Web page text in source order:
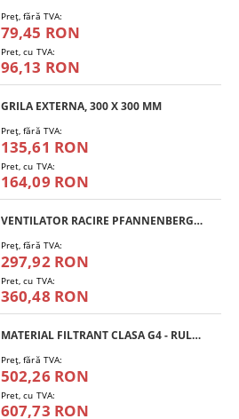
Preţ, fără TVA:
79,45 RON
Pret, cu TVA:
96,13 RON
GRILA EXTERNA, 300 X 300 MM
Preţ, fără TVA:
135,61 RON
Pret, cu TVA:
164,09 RON
VENTILATOR RACIRE PFANNENBERG PF 11.000
Preţ, fără TVA:
297,92 RON
Pret, cu TVA:
360,48 RON
MATERIAL FILTRANT CLASA G4 - RULOU
Preţ, fără TVA:
502,26 RON
Pret, cu TVA:
607,73 RON